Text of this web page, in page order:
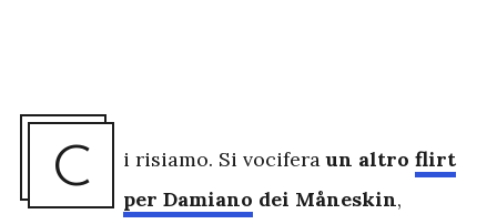
C i risiamo. Si vociferaun altro flirt
per Damiano dei Måneskin,